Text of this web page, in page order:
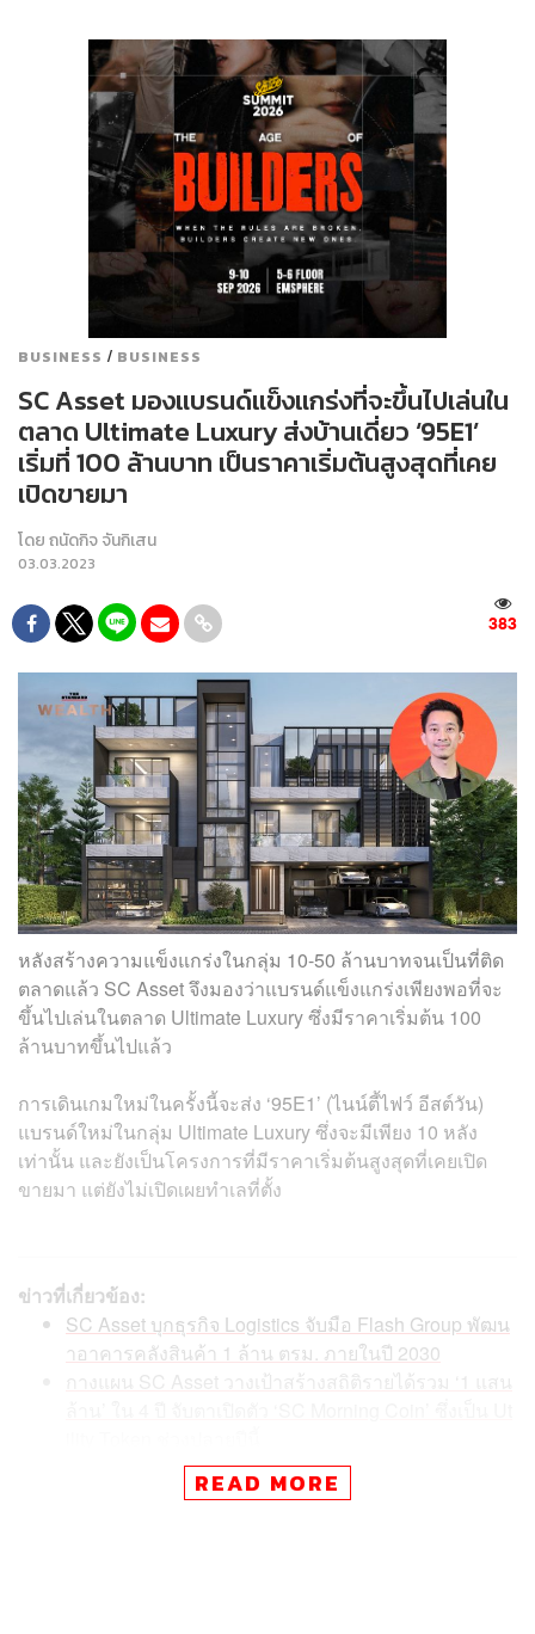
BUSINESS / BUSINESS
SC Asset มองแบรนด์แข็งแกร่งที่จะขึ้นไปเล่นใน
ตลาด Ultimate Luxury ส่งบ้านเดี่ยว ‘95E1’
เริ่มที่ 100 ล้านบาท เป็นราคาเริ่มต้นสูงสุดที่เคย
เปิดขายมา
โดยถนัดกิจ จันกิเสน
03.03.2023
383
หลังสร้างความแข็งแกร่งในกลุ่ม 10-50 ล้านบาทจนเป็นที่ติด
ตลาดแล้ว SC Asset จึงมองว่าแบรนด์แข็งแกร่งเพียงพอที่จะ
ขึ้นไปเล่นในตลาด Ultimate Luxury ซึ่งมีราคาเริ่มต้น 100
ล้านบาทขึ้นไปแล้ว
การเดินเกมใหม่ในครั้งนี้จะส่ง ‘95E1’ (ไนน์ตี้ไฟว์ อีสต์วัน)
แบรนด์ใหม่ในกลุ่ม Ultimate Luxury ซึ่งจะมีเพียง 10 หลัง
เท่านั้น และยังเป็นโครงการที่มีราคาเริ่มต้นสูงสุดที่เคยเปิด
ขายมา แต่ยังไม่เปิดเผยทำเลที่ตั้ง
ข่าวที่เกี่ยวข้อง:
SC Asset บุกธุรกิจ Logistics จับมือ Flash Group พัฒน
าอาคารคลังสินค้า 1 ล้าน ตรม. ภายในปี 2030
กางแผน SC Asset วางเป้าสร้างสถิติรายได้รวม ‘1 แสน
SC Asset บุกหนักอสังหาในสหรัฐฯ ส่ง ‘SC Alpha Inc.’
ทุ่มงบลงทุน 100 ล้านดอลลาร์ใน 3 ปี
READ MORE